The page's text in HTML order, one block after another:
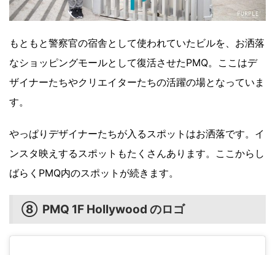
もともと警察官の宿舎として使われていたビルを、お洒落
なショッピングモールとして復活させたPMQ。ここはデ
ザイナーたちやクリエイターたちの活躍の場となっていま
す。
やっぱりデザイナーたちが入るスポットはお洒落です。イ
ンスタ映えするスポットもたくさんあります。ここからし
ばらくPMQ内のスポットが続きます。
⑧ PMQ 1F Hollywood のロゴ